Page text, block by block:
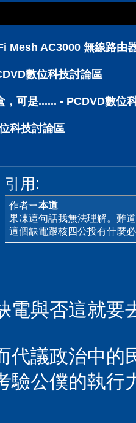
Mesh AC3000 無線路由
數位科技討論區
，可是...... - PCDVD數位
科技討論區
引用:
作者ㄧ本道
果凍這句話我無法理解。難
這個缺電跟核四公投有什麼
電與否這就要
代議政治中的
驗公僕的執行